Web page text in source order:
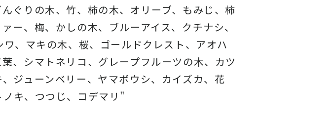
ぐりの木、竹、柿の木、オリーブ、もみじ、柿
ー、梅、かしの木、ブルーアイス、クチナシ、
、マキの木、桜、ゴールドクレスト、アオハ
、シマトネリコ、グレープフルーツの木、カツ
ジューンベリー、ヤマボウシ、カイズカ、花
キ、つつじ、コデマリ"